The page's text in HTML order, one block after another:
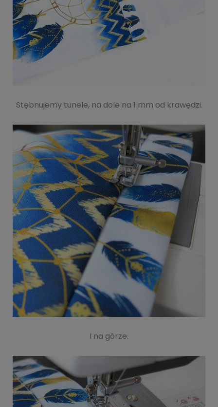
Stębnujemy tunele, na dole na 1 mm od krawędzi.
I na górze.